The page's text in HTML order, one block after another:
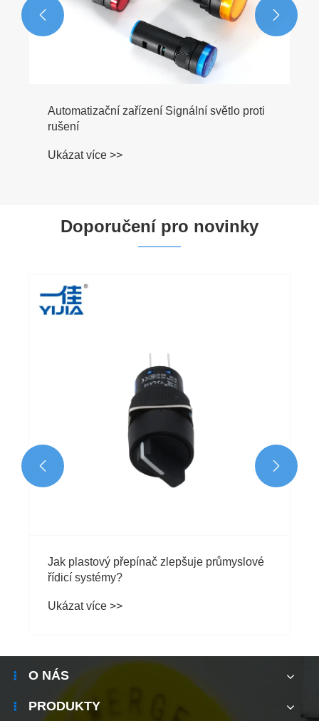
Automatizační zařízení Signální světlo proti
rušení
Ukázat více >>
 
Doporučení pro novinky
Jak plastový přepínač zlepšuje průmyslové
řídicí systémy?
Ukázat více >>
 
O NÁS
PRODUKTY